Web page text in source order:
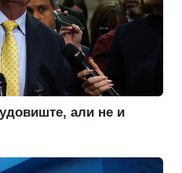
али не и